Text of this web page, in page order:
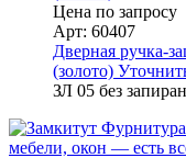
Цена по запросу
Арт: 60407
Дверная ручка-
(золото)
ЗЛ 05 без
мебели, окон — есть